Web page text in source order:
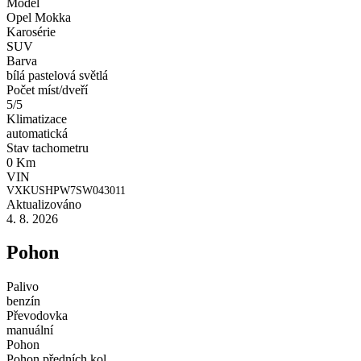
Opel Mokka
Karosérie
SUV
Barva
bílá pastelová světlá
Počet míst/dveří
5/5
Klimatizace
automatická
Stav tachometru
0 Km
VIN
VXKUSHPW7SW043011
Aktualizováno
4. 8. 2026
Pohon
Palivo
benzín
Převodovka
manuální
Pohon